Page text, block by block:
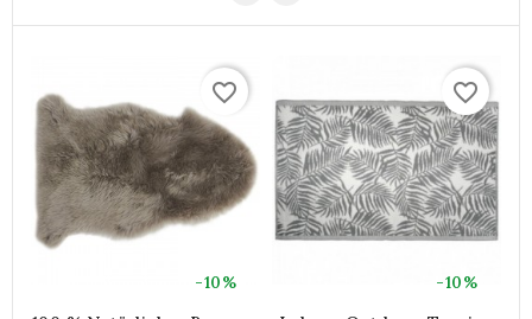
-10%
favorite_border
-10%
favorite_border